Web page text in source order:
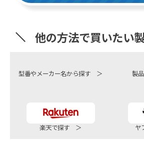
他の方法で買いたい
型番やメーカー名から探す ＞ 製
楽天で探す ＞ ヤ